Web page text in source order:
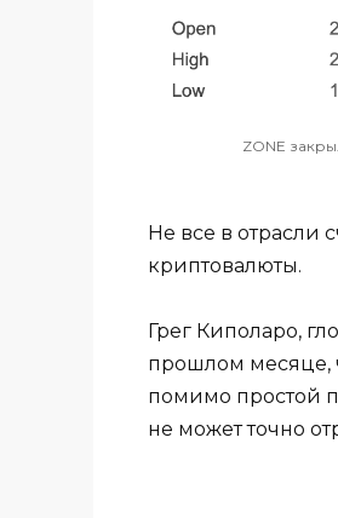
ZONE
Не все в отрасли
криптовалюты.
Грег Киполаро,
прошлом месяце,
помимо простой
не может точно